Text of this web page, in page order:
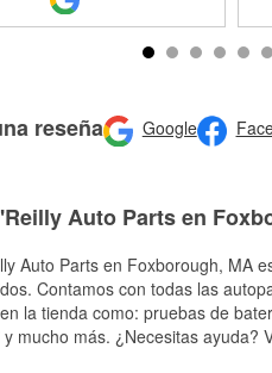
reseña Google
Auto Parts en
Auto Parts en Foxborough, MA
Contamos con todas las
la tienda como: pruebas de
mucho más. ¿Necesitas